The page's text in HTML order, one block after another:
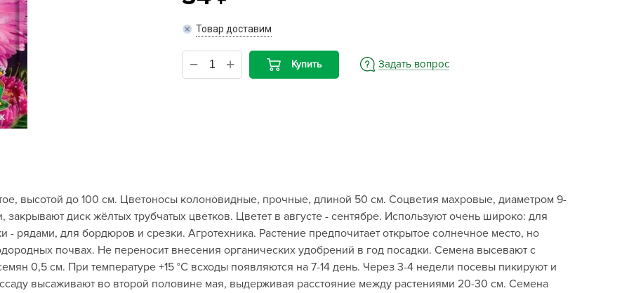
Bona Forte
Dacha Group
Grass
Green Boom
Grinda
GRIZZLY
HoZelock
Товар доставим
Купить Задать вопрос
высотой до 100 см. Цветоносы колоновидные, прочные, длиной 50 см. Соцветия махровые, диаметром 9-
закрывают диск жёлтых трубчатых цветков. Цветет в августе - сентябре. Используют очень широко: для
- рядами, для бордюров и срезки. Агротехника. Растение предпочитает открытое солнечное место, но
почвах. Не переносит внесения органических удобрений в год посадки. Семена высевают с
0,5 см. При температуре +15 °C всходы появляются на 7-14 день. Через 3-4 недели посевы пикируют и
высаживают во второй половине мая, выдерживая расстояние между растениями 20-30 см. Семена